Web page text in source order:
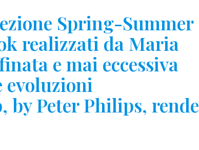
Spring-Summer
realizzati da Maria
e mai eccessiva
evoluzioni
by Peter Philips, rende